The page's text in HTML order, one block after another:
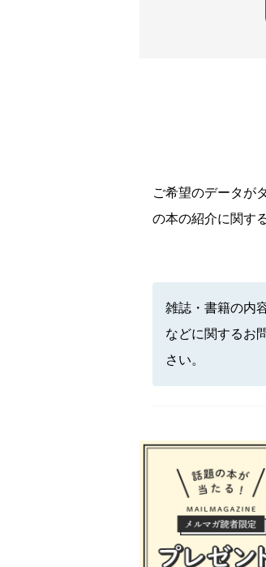
ご希望のデータが
の本の紹介に関す
雑誌・書籍の内
などに関するお
さい。